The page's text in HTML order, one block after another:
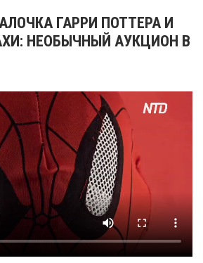
ГАРРИ ПОТТЕРА И
НЕОБЫЧНЫЙ АУКЦИОН В